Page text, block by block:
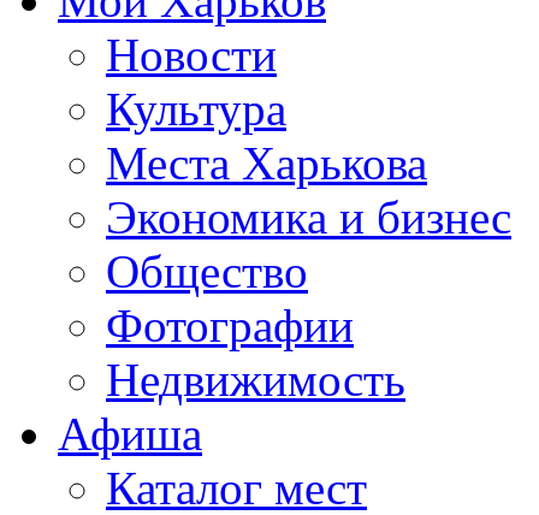
Новости
Культура
Места Харькова
Экономика и бизнес
Общество
Фотографии
Недвижимость
Афиша
Каталог мест